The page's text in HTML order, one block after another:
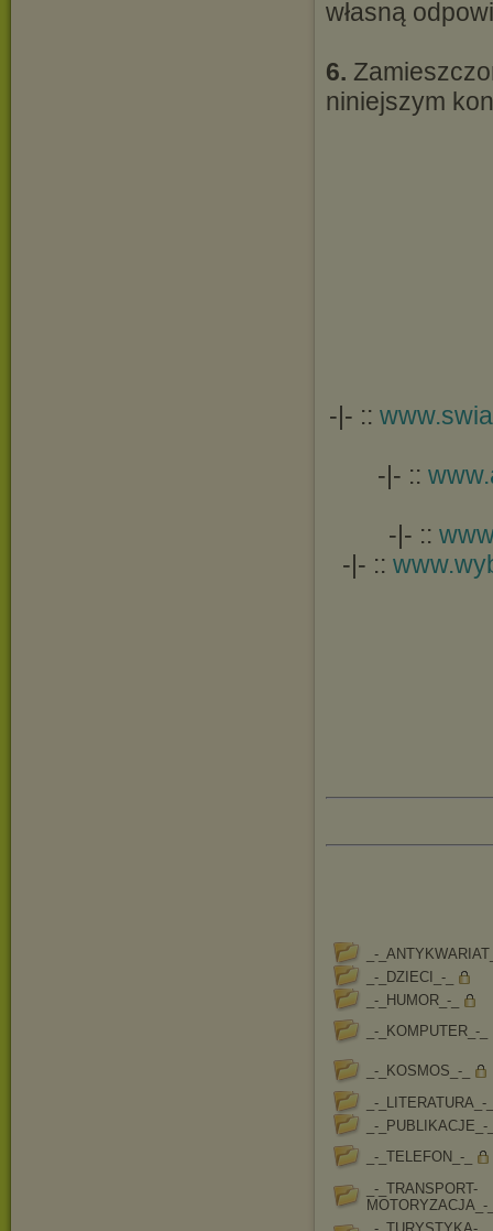
własną
6.
niniejszym
-|- ::
-|- ::
-|- ::
-|- ::
_-
_-_DZIECI_-_
_-_HUMOR_-_
_-_KOMPUTER_-_
_-_KOSMOS_-_
_-_LITERATURA_-_
_-_PUBLIKACJE_-
_-_TELEFON_-_
_-_TRANSPORT-
MOTORYZACJA_-